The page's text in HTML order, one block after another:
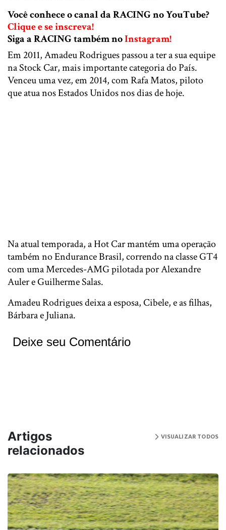
Você conhece o canal da RACING no YouTube?
Clique e se inscreva!
Siga a RACING também noInstagram!
Em 2011, Amadeu Rodrigues passou a ter a sua equipe
na Stock Car, mais importante categoria do País.
Venceu uma vez, em 2014, com Rafa Matos, piloto
que atua nos Estados Unidos nos dias de hoje.
Na atual temporada, a Hot Car mantém uma operação
também no Endurance Brasil, correndo na classe GT4
com uma Mercedes-AMG pilotada por Alexandre
Auler e Guilherme Salas.
Amadeu Rodrigues deixa a esposa, Cibele, e as filhas,
Bárbara e Juliana.
Deixe seu Comentário
Artigos
relacionados
VISUALIZAR TODOS